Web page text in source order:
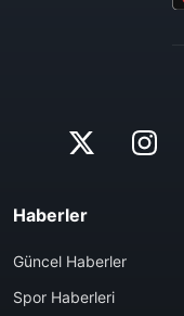
Haberler
Güncel Haberler
Spor Haberleri